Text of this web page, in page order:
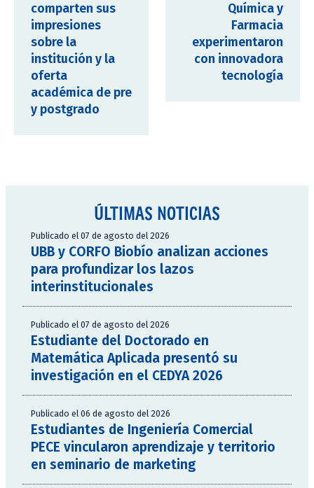
comparten sus
impresiones
sobre la
institución y la
oferta
académica de pre
y postgrado
Química y
Farmacia
experimentaron
con innovadora
tecnología
ÚLTIMAS NOTICIAS
Publicado el 07 de agosto del 2026
UBB y CORFO Biobío analizan acciones
para profundizar los lazos
interinstitucionales
Publicado el 07 de agosto del 2026
Estudiante del Doctorado en
Matemática Aplicada presentó su
investigación en el CEDYA 2026
Publicado el 06 de agosto del 2026
Estudiantes de Ingeniería Comercial
PECE vincularon aprendizaje y territorio
en seminario de marketing